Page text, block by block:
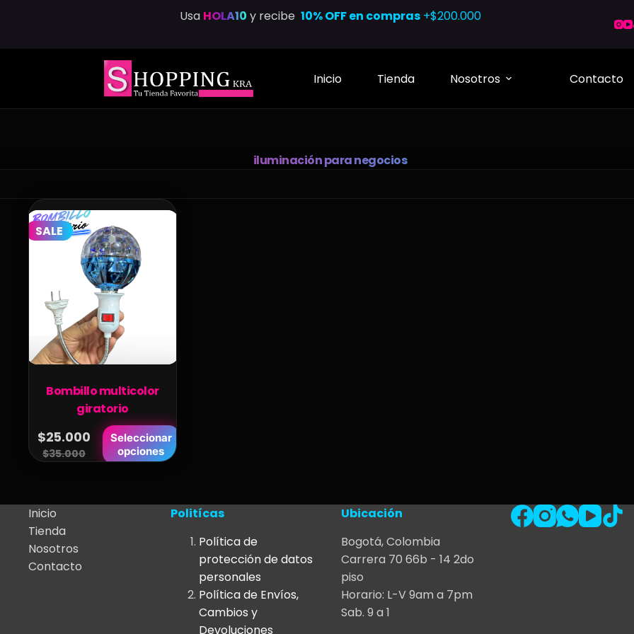
Usa HOLA10 y recibe 10% OFF en compras+$200.000
Inicio Tienda Nosotros Contacto
iluminación para negocios
SALE
Bombillo multicolor
giratorio
$35.000
Original
$35.000.
$25.000
Current
$25.000.
Seleccionar
opciones
Este
producto
variantes.
Las
opciones
se
Inicio
Tienda
Nosotros
Contacto
Politícas
Política de
protección de datos
personales
Política de Envíos,
Cambios y
Devoluciones
Ubicación
Bogotá, Colombia
Carrera 70 66b - 14 2do
piso
Horario: L-V 9am a 7pm
Sab. 9 a 1